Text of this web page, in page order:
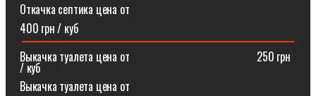
Откачка септика цена от
400 грн / куб
Выкачка туалета цена от ⠀⠀⠀⠀⠀⠀⠀⠀⠀⠀⠀⠀⠀⠀⠀250 грн
/ куб
Выкачка туалета цена от